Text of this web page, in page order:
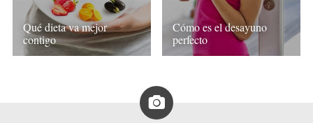
Qué dieta va mejor
contigo
Cómo es el desayuno
perfecto